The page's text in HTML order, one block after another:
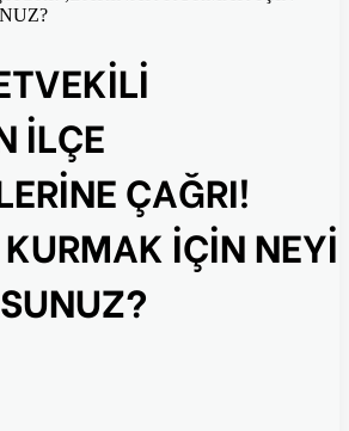
İLÇE
ÇAĞRI!
İÇİN NEYİ